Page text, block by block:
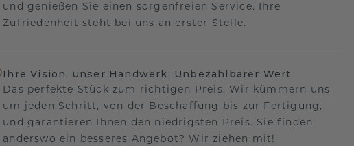
und genießen Sie einen sorgenfreien Service. Ihre
Zufriedenheit steht bei uns an erster Stelle.
Ihre Vision, unser Handwerk: Unbezahlbarer Wert
Das perfekte Stück zum richtigen Preis. Wir kümmern uns
um jeden Schritt, von der Beschaffung bis zur Fertigung,
und garantieren Ihnen den niedrigsten Preis. Sie finden
anderswo ein besseres Angebot? Wir ziehen mit!